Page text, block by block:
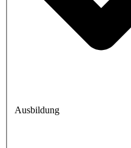
Ausbildung